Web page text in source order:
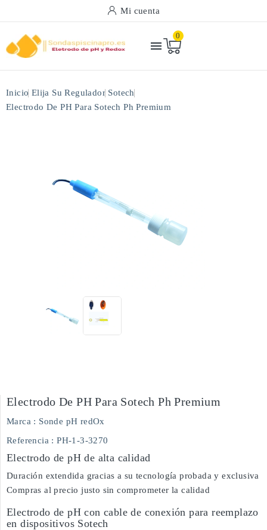
Mi cuenta

0
Inicio Elija Su Regulador Sotech
Electrodo De PH Para Sotech Ph Premium
Electrodo De PH Para Sotech Ph Premium
Marca : Sonde pH redOx
Referencia : PH-1-3-3270
Electrodo de pH de alta calidad
Duración extendida gracias a su tecnología probada y exclusiva
Compras al precio justo sin comprometer la calidad
Electrodo de pH con cable de conexión para reemplazo
en dispositivos Sotech